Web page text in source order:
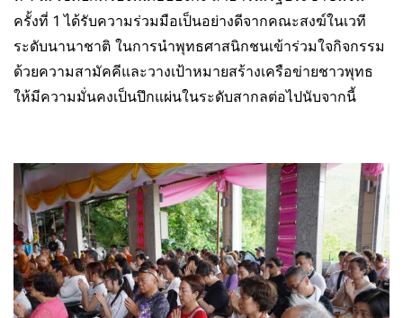
ครั้งที่ 1 ได้รับความร่วมมือเป็นอย่างดีจากคณะสงฆ์ในเวที
ระดับนานาชาติ ในการนำพุทธศาสนิกชนเข้าร่วมใจกิจกรรม
ด้วยความสามัคคีและวางเป้าหมายสร้างเครือข่ายชาวพุทธ
ให้มีความมั่นคงเป็นปึกแผ่นในระดับสากลต่อไปนับจากนี้